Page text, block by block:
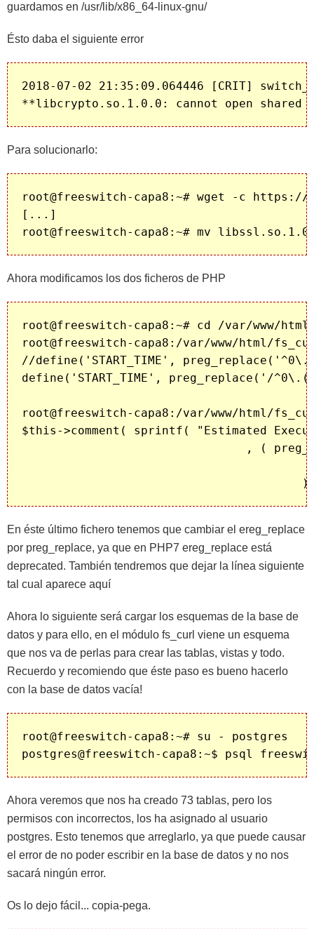
guardamos en /usr/lib/x86_64-linux-gnu/
Ésto daba el siguiente error
2018-07-02 21:35:09.064446 [CRIT]
Para solucionarlo:
root@freeswitch-capa8:~# wget -c https://
[...]
Ahora modificamos los dos ficheros de PHP
root@freeswitch-capa8:~# cd /var/www/
root@freeswitch-capa8:/var/www/html/
//define('START_TIME',
define('START_TIME', preg_replace('/
root@freeswitch-capa8:/var/www/html/
$this->comment( sprintf( "Estimated
, (
En éste último fichero tenemos que cambiar el ereg_replace
por preg_replace, ya que en PHP7 ereg_replace está
deprecated. También tendremos que dejar la línea siguiente
tal cual aparece aquí
Ahora lo siguiente será cargar los esquemas de la base de
datos y para ello, en el módulo fs_curl viene un esquema
que nos va de perlas para crear las tablas, vistas y todo.
Recuerdo y recomiendo que éste paso es bueno hacerlo
con la base de datos vacía!
root@freeswitch-capa8:~# su - postgres
Ahora veremos que nos ha creado 73 tablas, pero los
permisos con incorrectos, los ha asignado al usuario
postgres. Esto tenemos que arreglarlo, ya que puede causar
el error de no poder escribir en la base de datos y no nos
sacará ningún error.
Os lo dejo fácil... copia-pega.